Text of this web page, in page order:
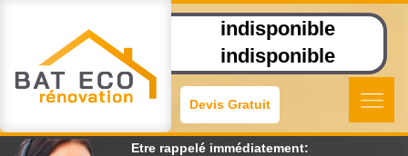
indisponible
indisponible
Devis Gratuit
Etre rappelé immédiatement: